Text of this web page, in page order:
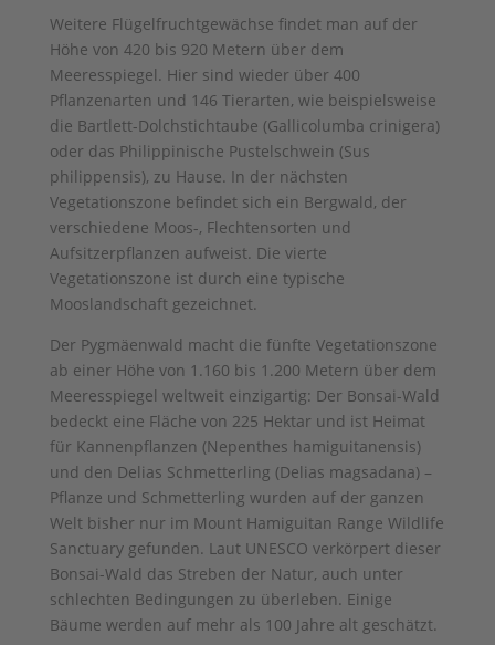
Weitere Flügelfruchtgewächse findet man auf der
Höhe von 420 bis 920 Metern über dem
Meeresspiegel. Hier sind wieder über 400
Pflanzenarten und 146 Tierarten, wie beispielsweise
die Bartlett-Dolchstichtaube (Gallicolumba crinigera)
oder das Philippinische Pustelschwein (Sus
philippensis), zu Hause. In der nächsten
Vegetationszone befindet sich ein Bergwald, der
verschiedene Moos-, Flechtensorten und
Aufsitzerpflanzen aufweist. Die vierte
Vegetationszone ist durch eine typische
Mooslandschaft gezeichnet.
Der Pygmäenwald macht die fünfte Vegetationszone
ab einer Höhe von 1.160 bis 1.200 Metern über dem
Meeresspiegel weltweit einzigartig: Der Bonsai-Wald
bedeckt eine Fläche von 225 Hektar und ist Heimat
für Kannenpflanzen (Nepenthes hamiguitanensis)
und den Delias Schmetterling (Delias magsadana) –
Pflanze und Schmetterling wurden auf der ganzen
Welt bisher nur im Mount Hamiguitan Range Wildlife
Sanctuary gefunden. Laut UNESCO verkörpert dieser
Bonsai-Wald das Streben der Natur, auch unter
schlechten Bedingungen zu überleben. Einige
Bäume werden auf mehr als 100 Jahre alt geschätzt.